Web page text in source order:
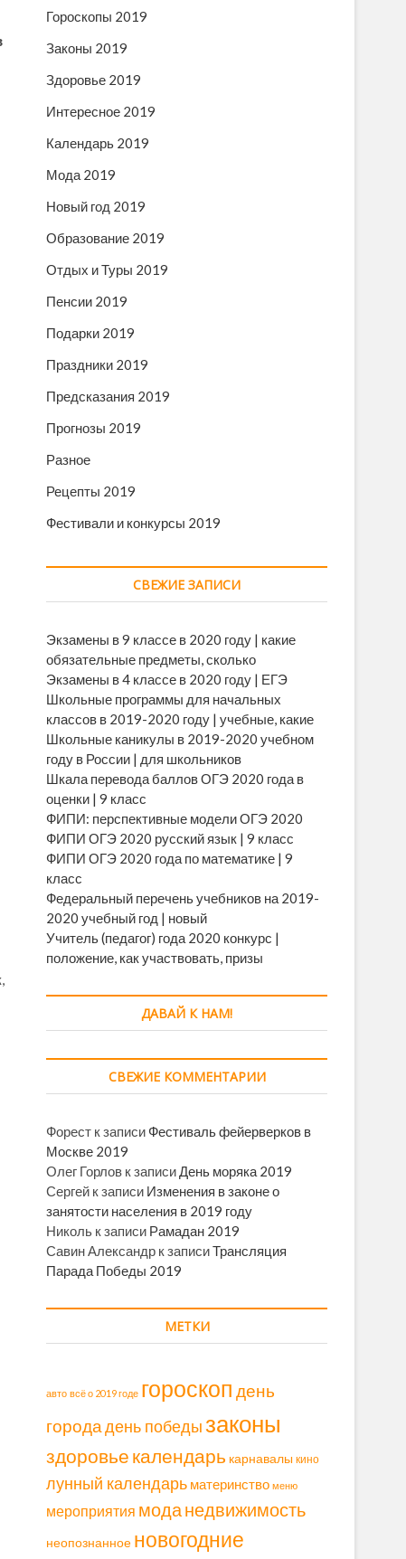
Гороскопы 2019
Законы 2019
Здоровье 2019
Интересное 2019
Календарь 2019
Мода 2019
Новый год 2019
Образование 2019
Отдых и Туры 2019
Пенсии 2019
Подарки 2019
Праздники 2019
Предсказания 2019
Прогнозы 2019
Разное
Рецепты 2019
Фестивали и конкурсы 2019
СВЕЖИЕ ЗАПИСИ
Экзамены в 9 классе в 2020 году | какие
обязательные предметы, сколько
Экзамены в 4 классе в 2020 году | ЕГЭ
Школьные программы для начальных
классов в 2019-2020 году | учебные, какие
Школьные каникулы в 2019-2020 учебном
году в России | для школьников
Шкала перевода баллов ОГЭ 2020 года в
оценки | 9 класс
ФИПИ: перспективные модели ОГЭ 2020
ФИПИ ОГЭ 2020 русский язык | 9 класс
ФИПИ ОГЭ 2020 года по математике | 9
класс
Федеральный перечень учебников на 2019-
2020 учебный год | новый
Учитель (педагог) года 2020 конкурс |
положение, как участвовать, призы
ДАВАЙ К НАМ!
СВЕЖИЕ КОММЕНТАРИИ
Форест к записи Фестиваль фейерверков в
Москве 2019
Олег Горлов к записиДень моряка 2019
Сергей к записи Изменения в законе о
занятости населения в 2019 году
Николь к записи Рамадан 2019
Савин Александр к записиТрансляция
Парада Победы 2019
МЕТКИ
авто всё о 2019 годе гороскоп день
городадень победызаконы
здоровье календарь карнавалы кино
лунный календарь материнство меню
мероприятия моданедвижимость
неопознанное новогодние